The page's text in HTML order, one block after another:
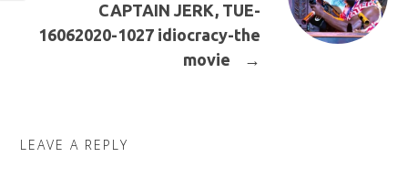
CAPTAIN JERK, TUE-
16062020-1027 idiocracy-the
movie
→
LEAVE A REPLY